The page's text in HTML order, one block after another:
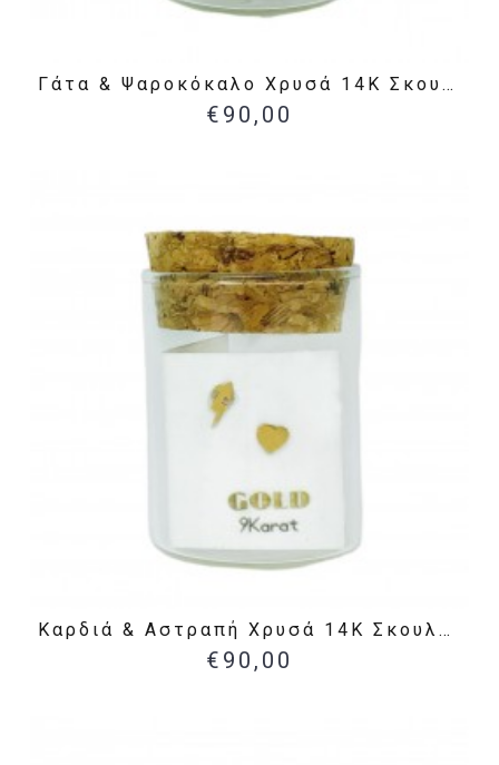
Γάτα & Ψαροκόκαλο Χρυσά 14Κ Σκουλαρίκια
€90,00
Καρδιά & Αστραπή Χρυσά 14Κ Σκουλαρίκια
€90,00